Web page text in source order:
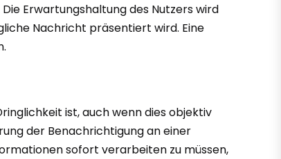
Erwartungshaltung des Nutzers wird
Nachricht präsentiert wird. Eine
ist, auch wenn dies objektiv
der Benachrichtigung an einer
sofort verarbeiten zu müssen,